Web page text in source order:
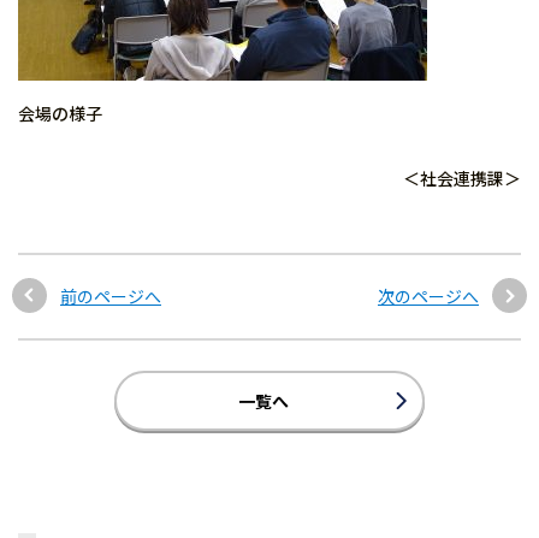
会場の様子
＜社会連携課＞
前のページへ 次のページへ
一覧へ